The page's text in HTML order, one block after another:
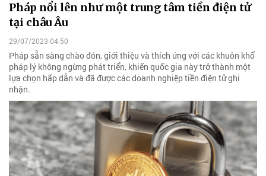
Pháp nổi lên như một trung tâm tiền điện tử
tại châu Âu
29/07/2023 04:50
Pháp sẵn sàng chào đón, giới thiệu và thích ứng với các khuôn khổ
pháp lý không ngừng phát triển, khiến quốc gia này trở thành một
lựa chọn hấp dẫn và đã được các doanh nghiệp tiền điện tử ghi
nhận.